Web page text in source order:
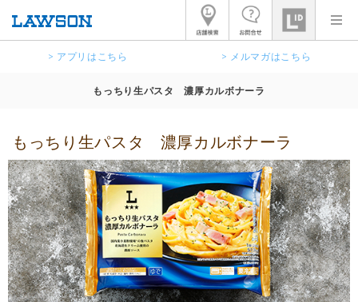
> アプリはこちら > メルマガはこちら
もっちり生パスタ 濃厚カルボナーラ
もっちり生パスタ 濃厚カルボナーラ